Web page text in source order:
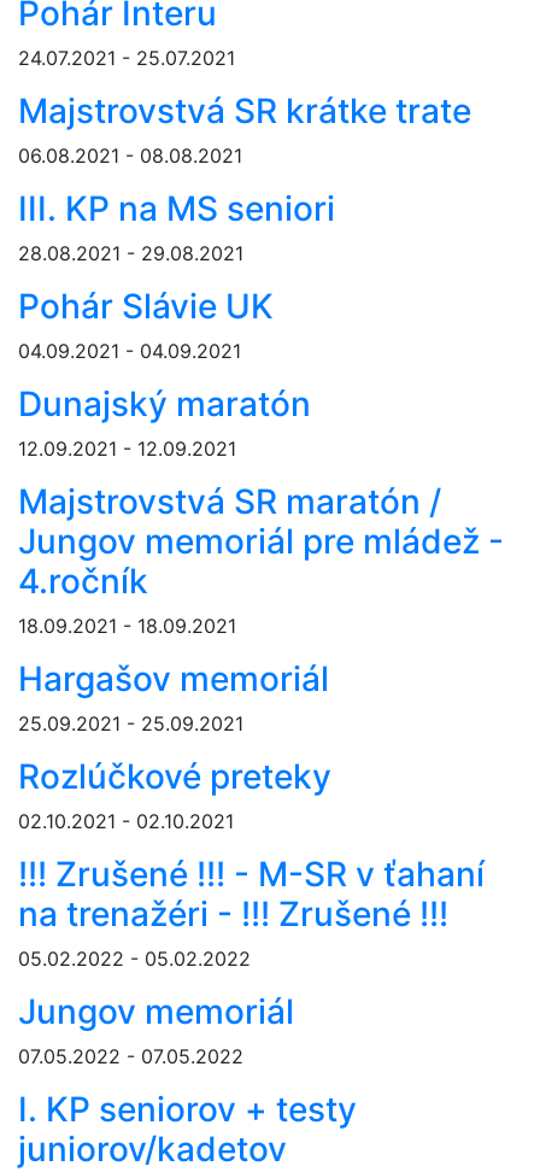
Pohár Interu
24.07.2021 - 25.07.2021
Majstrovstvá SR krátke trate
06.08.2021 - 08.08.2021
III. KP na MS seniori
28.08.2021 - 29.08.2021
Pohár Slávie UK
04.09.2021 - 04.09.2021
Dunajský maratón
12.09.2021 - 12.09.2021
Majstrovstvá SR maratón /
Jungov memoriál pre mládež -
4.ročník
18.09.2021 - 18.09.2021
Hargašov memoriál
25.09.2021 - 25.09.2021
Rozlúčkové preteky
02.10.2021 - 02.10.2021
!!! Zrušené !!! - M-SR v ťahaní
na trenažéri - !!! Zrušené !!!
05.02.2022 - 05.02.2022
Jungov memoriál
07.05.2022 - 07.05.2022
I. KP seniorov + testy
juniorov/kadetov